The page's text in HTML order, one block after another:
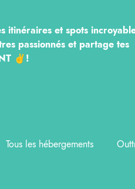
itinéraires et spots
passionnés et partage tes
✌️!
Tous les hébergements